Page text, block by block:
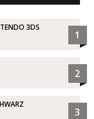
3DS
1
2
3